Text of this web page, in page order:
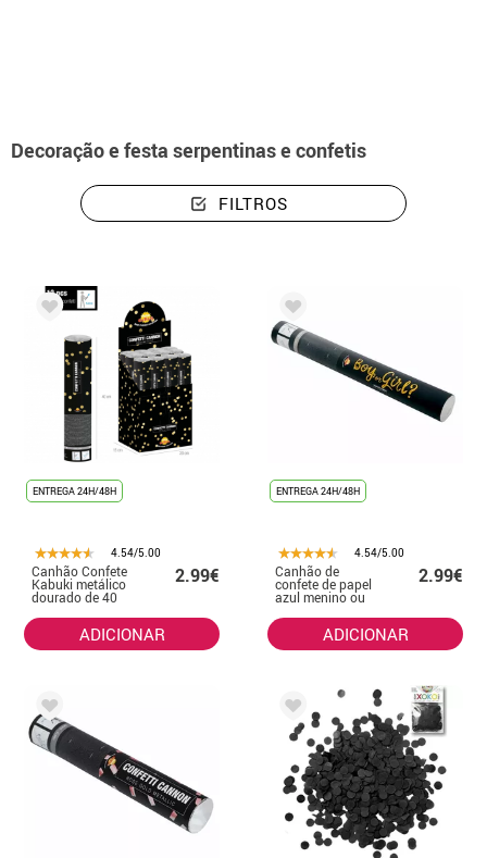
Decoração e festa serpentinas e confetis
FILTROS
ENTREGA 24H/48H
4.54/5.00
Canhão Confete
Kabuki metálico
dourado de 40
2.99€
ADICIONAR
ENTREGA 24H/48H
4.54/5.00
Canhão de
confete de papel
azul menino ou
2.99€
ADICIONAR